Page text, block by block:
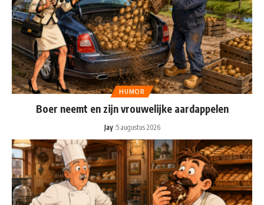
HUMOR
Boer neemt en zijn vrouwelijke aardappelen
Jay 5 augustus 2026